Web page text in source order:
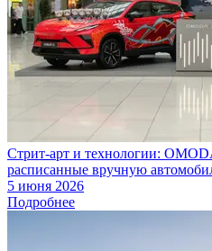
Стрит-арт и технологии:
расписанные вручную
5 июня 2026
Подробнее